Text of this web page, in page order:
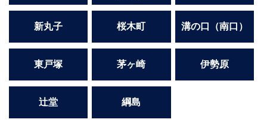
新丸子 桜木町 溝の口（南口）
東戸塚 茅ヶ崎 伊勢原
辻堂 綱島